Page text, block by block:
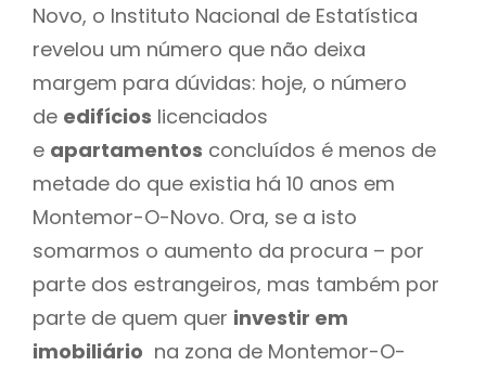
Novo, o Instituto Nacional de Estatística
revelou um número que não deixa
margem para dúvidas: hoje, o número
de edifícios licenciados
e apartamentos concluídos é menos de
metade do que existia há 10 anos em
Montemor-O-Novo. Ora, se a isto
somarmos o aumento da procura – por
parte dos estrangeiros, mas também por
parte de quem quer investir em
imobiliário na zona de Montemor-O-